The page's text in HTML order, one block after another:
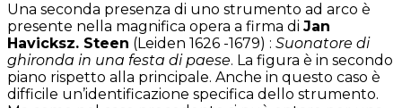
Una seconda presenza di uno strumento ad arco è
presente nella magnifica opera a firma di Jan
Havicksz. Steen (Leiden 1626 -1679) : Suonatore di
ghironda in una festa di paese. La figura è in secondo
piano rispetto alla principale. Anche in questo caso è
difficile un’identificazione specifica dello strumento.